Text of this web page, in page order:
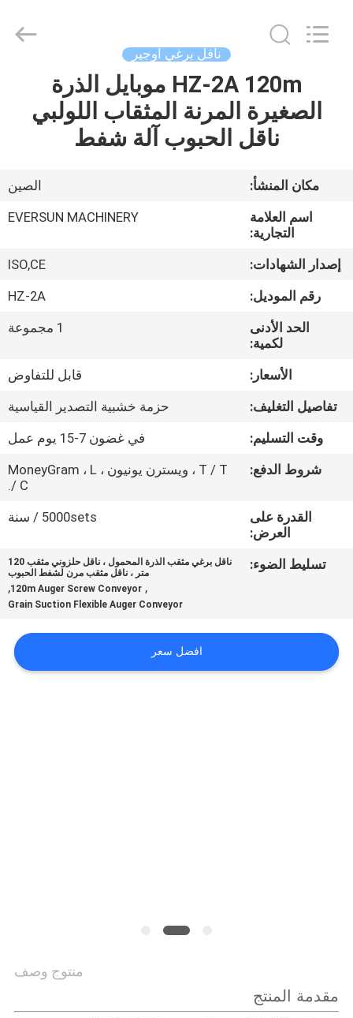
مسكن
عرض
الواقع
الافتراضي
معلومات
في
المعمل
مراقبة
اقتباس
ناقل برغي اوجير
HZ-2A 120m موبايل الذرة
الصغيرة المرنة المثقاب اللولبي
ناقل الحبوب آلة شفط
مكان المنشأ:
الصين
اسم العلامة
التجارية:
EVERSUN MACHINERY
إصدار الشهادات:
ISO,CE
رقم الموديل:
HZ-2A
الحد الأدنى
لكمية:
1 مجموعة
الأسعار:
قابل للتفاوض
تفاصيل التغليف:
حزمة خشبية التصدير القياسية
وقت التسليم:
في غضون 7-15 يوم عمل
شروط الدفع:
T / T ، ويسترن يونيون ، MoneyGram ، L
/ C.
القدرة على
العرض:
5000sets / سنة
تسليط الضوء:
ناقل برغي مثقب الذرة المحمول ، ناقل حلزوني مثقب 120
متر ، ناقل مثقب مرن لشفط الحبوب
,
120m Auger Screw Conveyor
,
Grain Suction Flexible Auger Conveyor
افضل سعر
منتوج وصف
مقدمة المنتج